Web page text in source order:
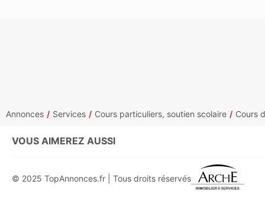
Annonces Services Cours particuliers, soutien scolaire Cours
VOUS AIMEREZ AUSSI
© 2025 TopAnnonces.fr | Tous droits réservés